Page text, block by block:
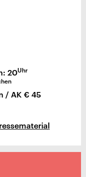
20Uhr
/ AK € 45